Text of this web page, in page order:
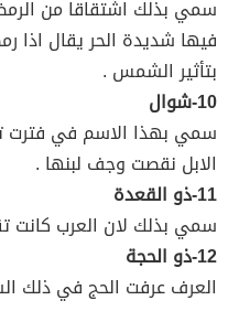
سمي بذلك اشتقاقا من
فيها شديدة الحر يقال اذا
بتأثير الشمس .
10-شوال
سمي بهذا الاسم في فترت
الابل نقصت وجف لبنها .
11-ذو القعدة
سمي بذلك لان العرب كانت
12-ذو الحجة
العرف عرفت الحج في ذلك